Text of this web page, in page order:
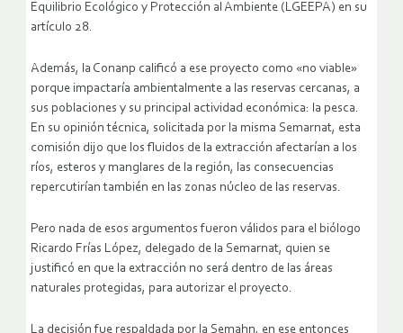
Equilibrio Ecológico y Protección al Ambiente (LGEEPA) en su
artículo 28.
Además, la Conanp calificó a ese proyecto como «no viable»
porque impactaría ambientalmente a las reservas cercanas, a
sus poblaciones y su principal actividad económica: la pesca.
En su opinión técnica, solicitada por la misma Semarnat, esta
comisión dijo que los fluidos de la extracción afectarían a los
ríos, esteros y manglares de la región, las consecuencias
repercutirían también en las zonas núcleo de las reservas.
Pero nada de esos argumentos fueron válidos para el biólogo
Ricardo Frías López, delegado de la Semarnat, quien se
justificó en que la extracción no será dentro de las áreas
naturales protegidas, para autorizar el proyecto.
La decisión fue respaldada por la Semahn, en ese entonces